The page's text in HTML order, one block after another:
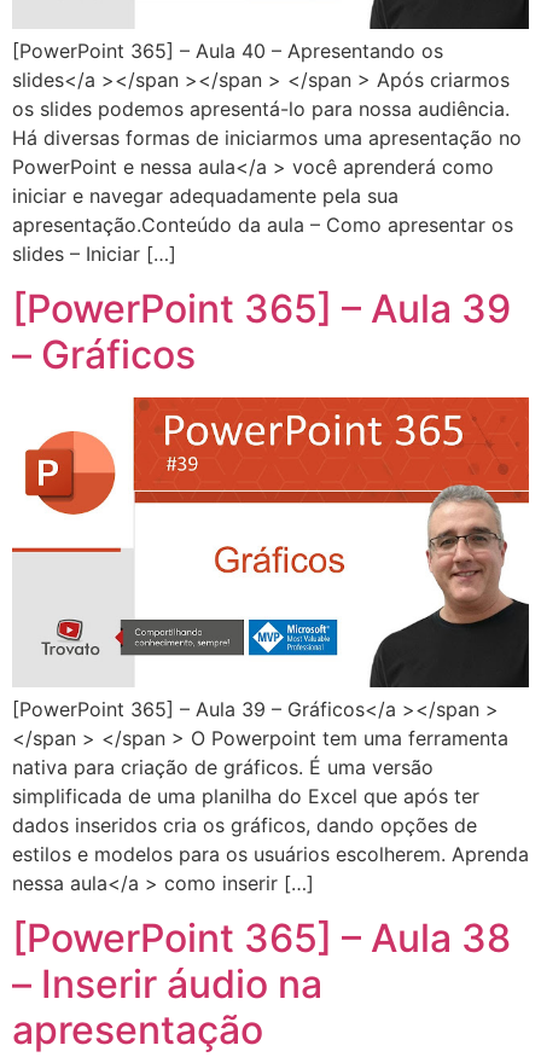
[PowerPoint 365] – Aula 40 – Apresentando os
slides</a ></span ></span > </span > Após criarmos
os slides podemos apresentá-lo para nossa audiência.
Há diversas formas de iniciarmos uma apresentação no
PowerPoint e nessa aula</a > você aprenderá como
iniciar e navegar adequadamente pela sua
apresentação.Conteúdo da aula – Como apresentar os
slides – Iniciar […]
[PowerPoint 365] – Aula 39
– Gráficos
[PowerPoint 365] – Aula 39 – Gráficos</a ></span >
</span > </span > O Powerpoint tem uma ferramenta
nativa para criação de gráficos. É uma versão
simplificada de uma planilha do Excel que após ter
dados inseridos cria os gráficos, dando opções de
estilos e modelos para os usuários escolherem. Aprenda
nessa aula</a > como inserir […]
[PowerPoint 365] – Aula 38
– Inserir áudio na
apresentação